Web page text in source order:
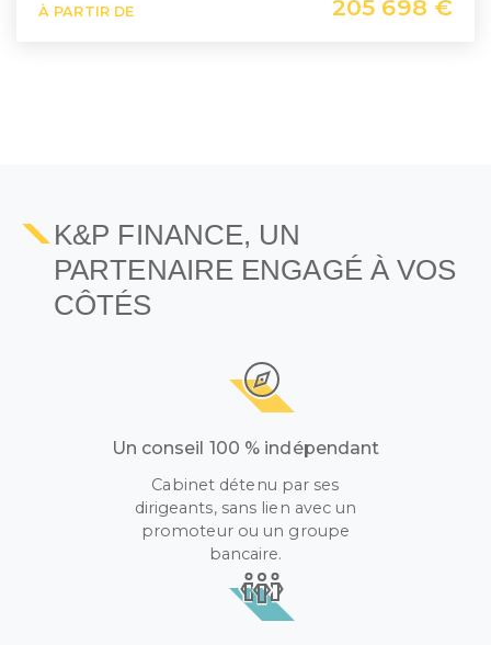
À PARTIR DE 205 698 €
K&P FINANCE, UN
PARTENAIRE ENGAGÉ À VOS
CÔTÉS
Un conseil 100 % indépendant
Cabinet détenu par ses
dirigeants, sans lien avec un
promoteur ou un groupe
bancaire.